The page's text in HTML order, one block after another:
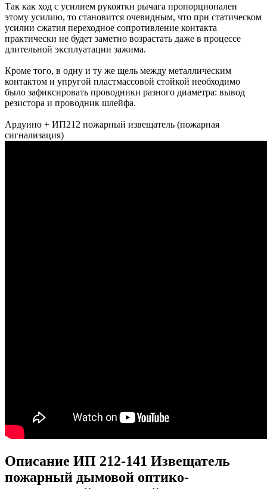
Так как ход с усилием рукоятки рычага пропорционален
этому усилию, то становится очевидным, что при статическом
усилии сжатия переходное сопротивление контакта
практически не будет заметно возрастать даже в процессе
длительной эксплуатации зажима.
Кроме того, в одну и ту же щель между металлическим
контактом и упругой пластмассовой стойкой необходимо
было зафиксировать проводники разного диаметра: вывод
резистора и проводник шлейфа.
Ардуино + ИП212 пожарный извещатель (пожарная
сигнализация)
Описание ИП 212-141 Извещатель
пожарный дымовой оптико-